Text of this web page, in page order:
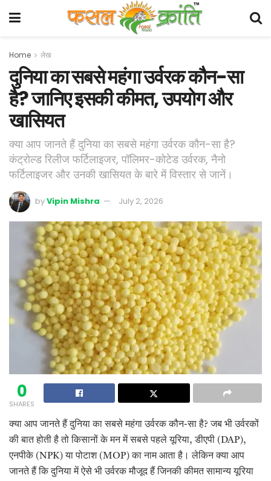
Home लेख
दुनिया का सबसे महंगा उर्वरक कौन-सा
है? जानिए इसकी कीमत, उपयोग और
खासियत
क्या आप जानते हैं दुनिया का सबसे महंगा उर्वरक कौन-सा है?
कंट्रोल्ड रिलीज फर्टिलाइजर, पॉलिमर-कोटेड उर्वरक, नैनो
फर्टिलाइजर और उनकी खासियत के बारे में विस्तार से जानें।
byVipin Mishra July 2, 2026
0
SHARES
क्या आप जानते हैं दुनिया का सबसे महंगा उर्वरक कौन-सा है? जब भी उर्वरकों
की बात होती है तो किसानों के मन में सबसे पहले यूरिया, डीएपी (DAP),
एनपीके (NPK) या पोटाश (MOP) का नाम आता है। लेकिन क्या आप
जानते हैं कि दुनिया में ऐसे भी उर्वरक मौजूद हैं जिनकी कीमत सामान्य यूरिया